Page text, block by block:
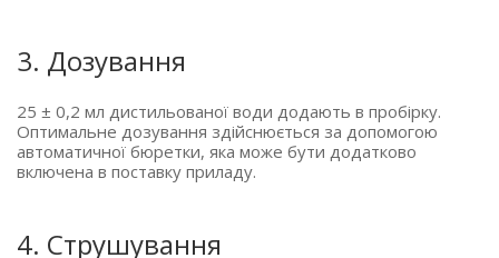
3. Дозування
25 ± 0,2 мл дистильованої води додають в пробірку.
Оптимальне дозування здійснюється за допомогою
автоматичної бюретки, яка може бути додатково
включена в поставку приладу.
4. Струшування